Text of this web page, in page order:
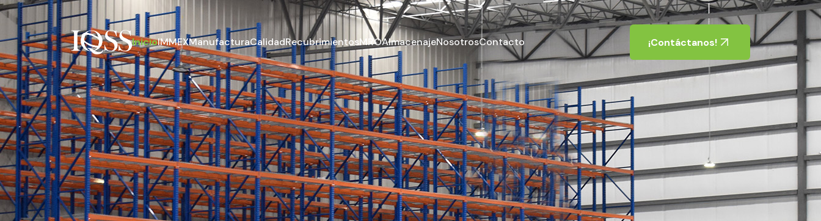
InicioIMMEXManufacturaCalidadRecubrimientosMROAlmacenajeNosotrosContacto ¡Contáctanos!